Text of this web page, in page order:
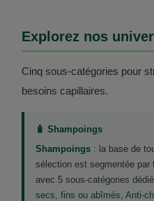
Explorez nos
Cinq sous-catégories pour
besoins capillaires.
🧴 Shampoings
Shampoings : la base de
sélection est segmentée par
avec 5 sous-catégories
secs, fins ou abîmés Anti-